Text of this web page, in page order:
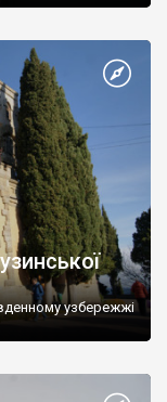
узбережжі